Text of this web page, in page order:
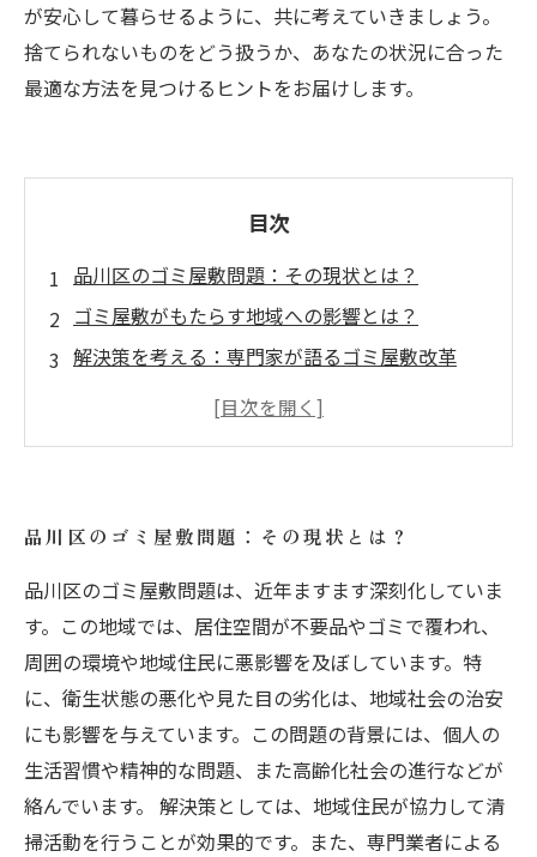
が安心して暮らせるように、共に考えていきましょう。
捨てられないものをどう扱うか、あなたの状況に合った
最適な方法を見つけるヒントをお届けします。
目次
品川区のゴミ屋敷問題：その現状とは？
ゴミ屋敷がもたらす地域への影響とは？
解決策を考える：専門家が語るゴミ屋敷改革
地域住民の声を拾う：捨てられないものへの対
現する未来
あなたもできる！ゴミ屋敷問題を解決するため
の第一歩
品川区のゴミ屋敷問題：その現状とは？
品川区のゴミ屋敷問題は、近年ますます深刻化していま
す。この地域では、居住空間が不要品やゴミで覆われ、
周囲の環境や地域住民に悪影響を及ぼしています。特
に、衛生状態の悪化や見た目の劣化は、地域社会の治安
にも影響を与えています。この問題の背景には、個人の
生活習慣や精神的な問題、また高齢化社会の進行などが
絡んでいます。 解決策としては、地域住民が協力して清
掃活動を行うことが効果的です。また、専門業者による